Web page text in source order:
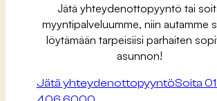
Jätä yhteydenottopyyntö tai
myyntipalveluumme, niin autamme
löytämään tarpeisiisi parhaiten
asunnon!
Jätä yhteydenottopyyntöSoita